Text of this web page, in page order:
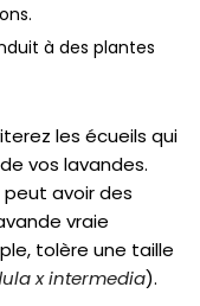
à des plantes
les écueils qui
vos lavandes.
avoir des
vraie
tolère une taille
x intermedia).